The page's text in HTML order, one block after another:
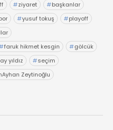
#ziyaret #başkanlar
#yusuf tokuş #playoff
faruk hikmet kesgin #gölcük
yıldız #seçim
Zeytinoğlu